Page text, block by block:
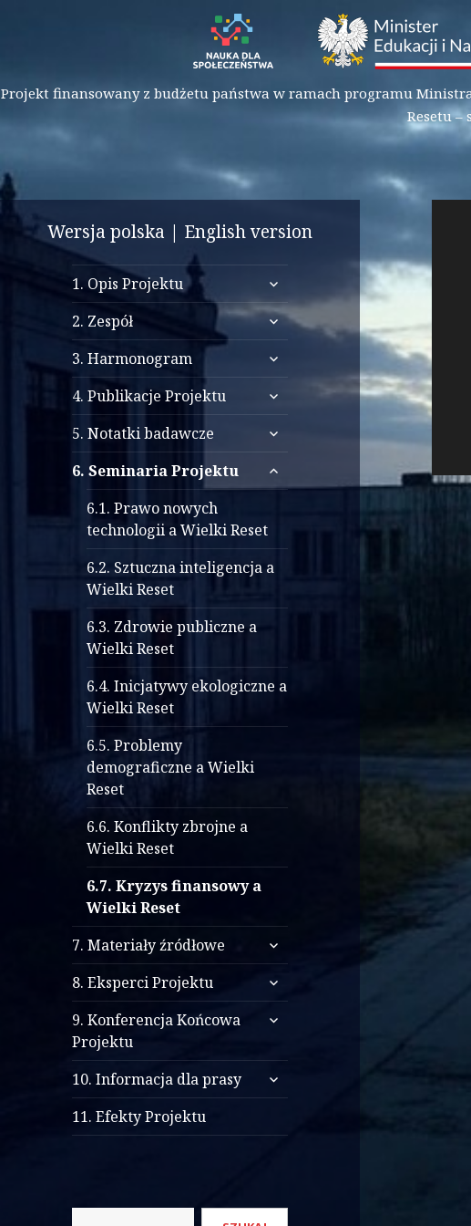
Projekt finansowany z budżetu państwa w ramach programu
Resetu
i infrastruktura
Wielkiego Resetu
cywilizacji informacyjnej
Wersja polska | English version
1. Opis Projektu
rozwiń
menu
potomne
2. Zespół
rozwiń
potomne
3. Harmonogram
rozwiń
menu
potomne
4. Publikacje Projektu
rozwiń
potomne
5. Notatki badawcze
rozwiń
potomne
6. Seminaria Projektu
rozwiń
menu
6.1. Prawo nowych
technologii a Wielki Reset
6.2. Sztuczna inteligencja a
Wielki Reset
6.3. Zdrowie publiczne a
Wielki Reset
6.4. Inicjatywy ekologiczne a
Wielki Reset
6.5. Problemy
demograficzne a Wielki
Reset
6.6. Konflikty zbrojne a
Wielki Reset
6.7. Kryzys finansowy a
Wielki Reset
7. Materiały źródłowe
rozwiń
menu
potomne
8. Eksperci Projektu
rozwiń
menu
potomne
9. Konferencja Końcowa
Projektu
rozwiń
10. Informacja dla prasy
rozwiń
menu
11. Efekty Projektu